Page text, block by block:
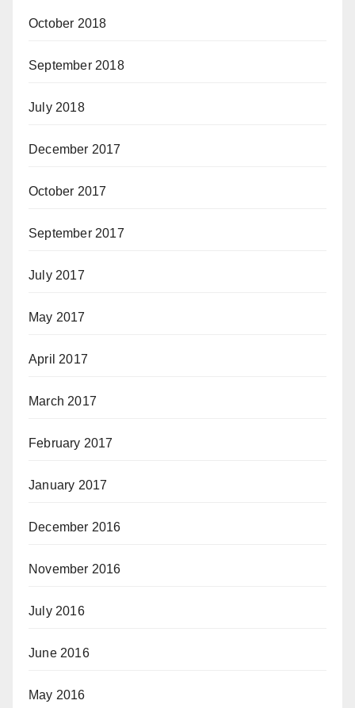
October 2018
September 2018
July 2018
December 2017
October 2017
September 2017
July 2017
May 2017
April 2017
March 2017
February 2017
January 2017
December 2016
November 2016
July 2016
June 2016
May 2016